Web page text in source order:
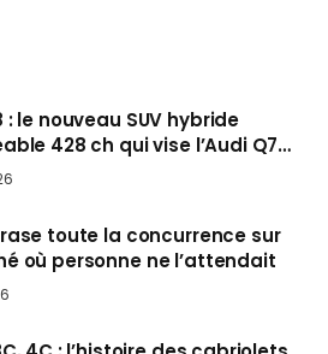
: le nouveau SUV hybride
428 ch qui vise l’Audi Q7
cet automne
toute la concurrence sur
où personne ne l’attendait